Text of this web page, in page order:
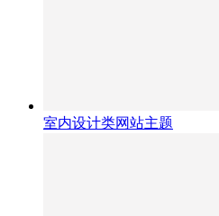
室内设计类网站主题